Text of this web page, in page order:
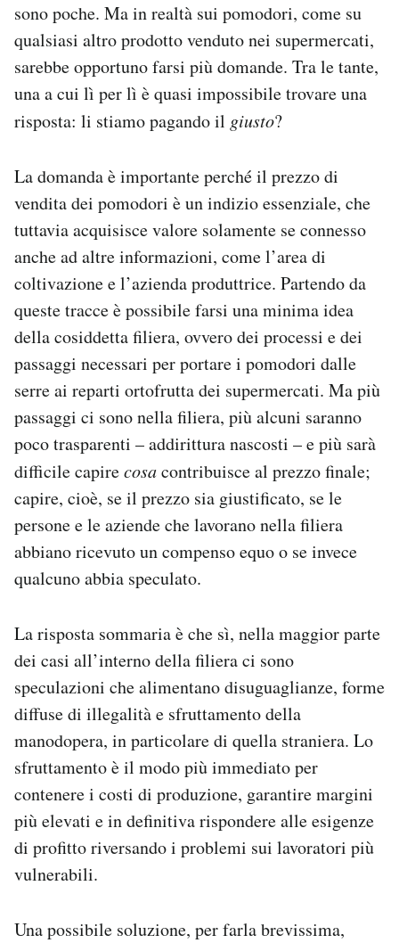
sono poche. Ma in realtà sui pomodori, come su
qualsiasi altro prodotto venduto nei supermercati,
sarebbe opportuno farsi più domande. Tra le tante,
una a cui lì per lì è quasi impossibile trovare una
risposta: li stiamo pagando il giusto?
La domanda è importante perché il prezzo di
vendita dei pomodori è un indizio essenziale, che
tuttavia acquisisce valore solamente se connesso
anche ad altre informazioni, come l’area di
coltivazione e l’azienda produttrice. Partendo da
queste tracce è possibile farsi una minima idea
della cosiddetta filiera, ovvero dei processi e dei
passaggi necessari per portare i pomodori dalle
serre ai reparti ortofrutta dei supermercati. Ma più
passaggi ci sono nella filiera, più alcuni saranno
poco trasparenti – addirittura nascosti – e più sarà
difficile capirecosacontribuisce al prezzo finale;
capire, cioè, se il prezzo sia giustificato, se le
persone e le aziende che lavorano nella filiera
abbiano ricevuto un compenso equo o se invece
qualcuno abbia speculato.
La risposta sommaria è che sì, nella maggior parte
dei casi all’interno della filiera ci sono
speculazioni che alimentano disuguaglianze, forme
diffuse di illegalità e sfruttamento della
manodopera, in particolare di quella straniera. Lo
sfruttamento è il modo più immediato per
contenere i costi di produzione, garantire margini
più elevati e in definitiva rispondere alle esigenze
di profitto riversando i problemi sui lavoratori più
vulnerabili.
Una possibile soluzione, per farla brevissima,